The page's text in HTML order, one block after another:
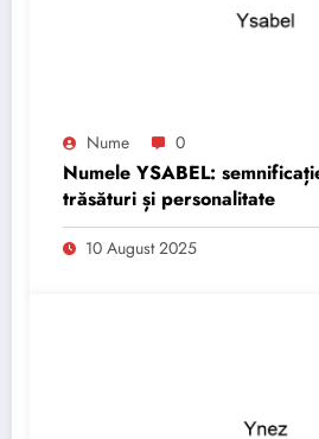
Nume 0
Numele YSABEL:
trăsături și personalitate
10 August 2025